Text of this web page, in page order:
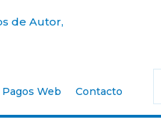
de Autor,
Pagos Web Contacto